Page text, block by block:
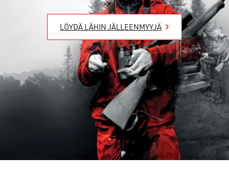
LÖYDÄ LÄHIN JÄLLEENMYYJÄ